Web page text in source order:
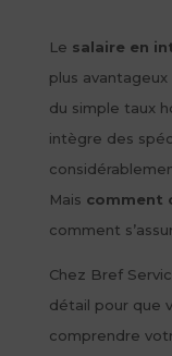
Le salaire en
plus avantageux
du simple taux
intègre des
Mais comment
comment
Chez Bref
détail pour que
comprendre